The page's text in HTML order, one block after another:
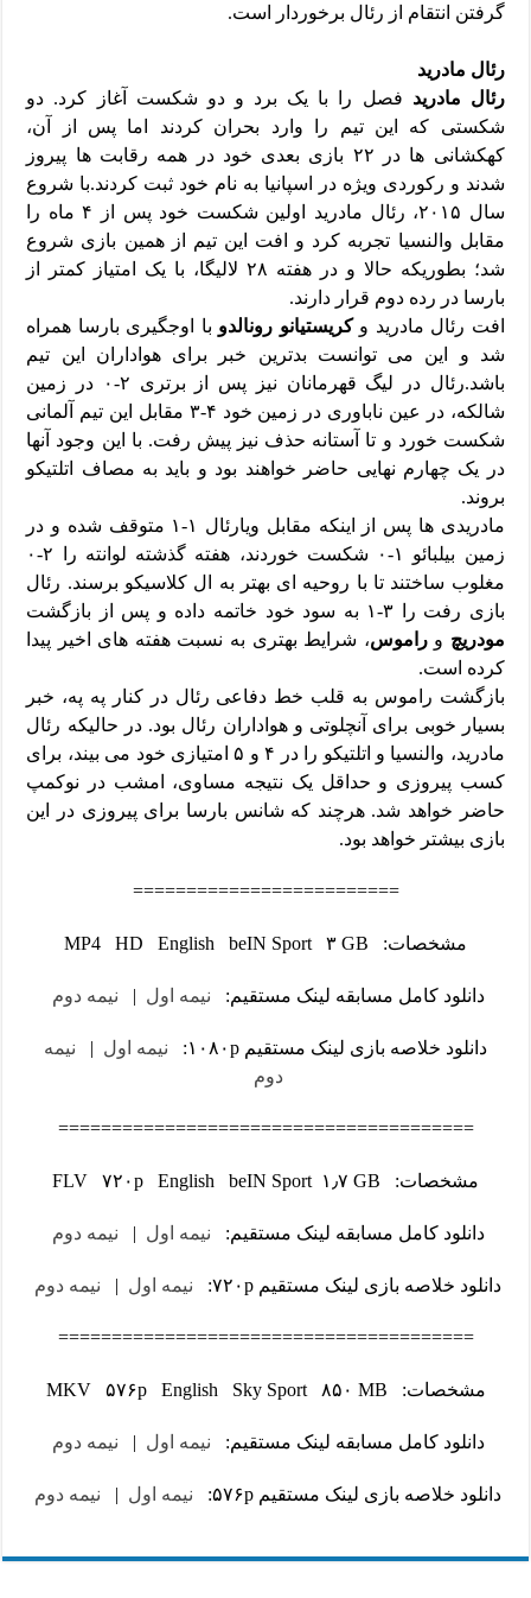
گرفتن انتقام از رئال برخوردار است.
رئال مادرید
رئال مادرید فصل را با یک برد و دو شکست آغاز کرد. دو
شکستی که این تیم را وارد بحران کردند اما پس از آن،
کهکشانی ها در ۲۲ بازی بعدی خود در همه رقابت ها پیروز
شدند و رکوردی ویژه در اسپانیا به نام خود ثبت کردند.با شروع
سال ۲۰۱۵، رئال مادرید اولین شکست خود پس از ۴ ماه را
مقابل والنسیا تجربه کرد و افت این تیم از همین بازی شروع
شد؛ بطوریکه حالا و در هفته ۲۸ لالیگا، با یک امتیاز کمتر از
بارسا در رده دوم قرار دارند.
افت رئال مادرید وکریستیانو رونالدو با اوجگیری بارسا همراه
شد و این می توانست بدترین خبر برای هواداران این تیم
باشد.رئال در لیگ قهرمانان نیز پس از برتری ۲-۰ در زمین
شالکه، در عین ناباوری در زمین خود ۴-۳ مقابل این تیم آلمانی
شکست خورد و تا آستانه حذف نیز پیش رفت. با این وجود آنها
در یک چهارم نهایی حاضر خواهند بود و باید به مصاف اتلتیکو
بروند.
مادریدی ها پس از اینکه مقابل ویارئال ۱-۱ متوقف شده و در
زمین بیلبائو ۱-۰ شکست خوردند، هفته گذشته لوانته را ۲-۰
مغلوب ساختند تا با روحیه ای بهتر به ال کلاسیکو برسند. رئال
بازی رفت را ۳-۱ به سود خود خاتمه داده و پس از بازگشت
مودریچ وراموس، شرایط بهتری به نسبت هفته های اخیر پیدا
کرده است.
بازگشت راموس به قلب خط دفاعی رئال در کنار په په، خبر
بسیار خوبی برای آنچلوتی و هواداران رئال بود. در حالیکه رئال
مادرید، والنسیا و اتلتیکو را در ۴ و ۵ امتیازی خود می بیند، برای
کسب پیروزی و حداقل یک نتیجه مساوی، امشب در نوکمپ
حاضر خواهد شد. هرچند که شانس بارسا برای پیروزی در این
بازی بیشتر خواهد بود.
=========================
مشخصات: MP4 HD English beIN Sport ۳ GB
دانلود کامل مسابقه لینک مستقیم: نیمه اول | نیمه دوم
دانلود خلاصه بازی لینک مستقیم ۱۰۸۰p: نیمه اول | نیمه
دوم
=======================================
مشخصات: FLV ۷۲۰p English beIN Sport ۱٫۷ GB
دانلود کامل مسابقه لینک مستقیم: نیمه اول | نیمه دوم
دانلود خلاصه بازی لینک مستقیم ۷۲۰p: نیمه اول | نیمه دوم
=======================================
مشخصات: MKV ۵۷۶p English Sky Sport ۸۵۰ MB
دانلود کامل مسابقه لینک مستقیم: نیمه اول | نیمه دوم
دانلود خلاصه بازی لینک مستقیم ۵۷۶p: نیمه اول | نیمه دوم